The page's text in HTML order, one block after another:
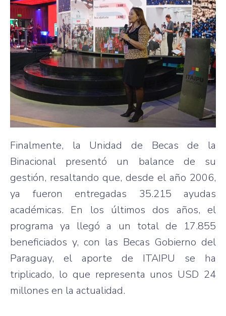
Finalmente, la Unidad de Becas de la
Binacional presentó un balance de su
gestión, resaltando que, desde el año 2006,
ya fueron entregadas 35.215 ayudas
académicas. En los últimos dos años, el
programa ya llegó a un total de 17.855
beneficiados y, con las Becas Gobierno del
Paraguay, el aporte de ITAIPU se ha
triplicado, lo que representa unos USD 24
millones en la actualidad.